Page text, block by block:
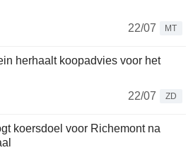
22/07
MT
herhaalt koopadvies voor het
22/07
ZD
koersdoel voor Richemont na